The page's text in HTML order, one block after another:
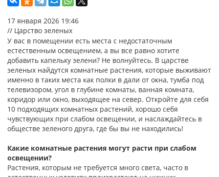
17 января 2026 19:46
// Царство зеленых
У вас в помещении есть места с недостаточным
естественным освещением, а вы все равно хотите
добавить капельку зелени? Не волнуйтесь. В царстве
зеленых найдутся комнатные растения, которые выживают
именно в таких места как полки в дали от окна, тумба под
телевизором, угол в глубине комнаты, ванная комната,
коридор или окно, выходящее на север. Откройте для себя
10 подходящих комнатных растений, хорошо себя
чувствующих при слабом освещении, и наслаждайтесь в
обществе зеленого друга, где бы вы не находились!
Какие комнатные растения могут расти при слабом
освещении?
Растения, которым не требуется много света, часто в